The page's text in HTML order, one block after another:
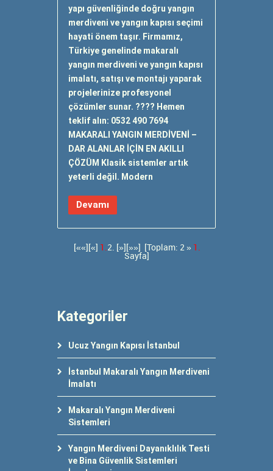
yapı güvenliğinde doğru yangın
merdiveni ve yangın kapısı seçimi
hayati önem taşır. Firmamız,
Türkiye genelinde makaralı
yangın merdiveni ve yangın kapısı
imalatı, satışı ve montajı yaparak
projelerinize profesyonel
çözümler sunar. ???? Hemen
teklif alın: 0532 490 7694
MAKARALI YANGIN MERDİVENİ –
DAR ALANLAR İÇİN EN AKILLI
ÇÖZÜM Klasik sistemler artık
yeterli değil. Modern
Devamı
[««][«] 1. 2. [»] [»»] [Toplam: 2 » 1.
Sayfa]
Kategoriler
Ucuz Yangın Kapısı İstanbul
İstanbul Makaralı Yangın Merdiveni
İmalatı
Makaralı Yangın Merdiveni
Sistemleri
Yangın Merdiveni Dayanıklılık Testi
ve Bina Güvenlik Sistemleri